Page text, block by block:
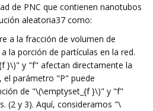
de PNC que contienen nanotubos
aleatoria37 como:
a la fracción de volumen de
la porción de partículas en la red.
}\)" y "f" afectan directamente la
el parámetro "P" puede
de "\(\emptyset_{f }\)" y "f"
(2 y 3). Aquí, consideramos "\